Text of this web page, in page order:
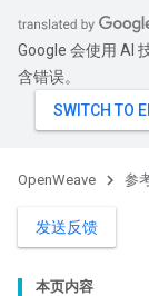
Google 会使用 AI
含错误。
OpenWeave 参
发送反馈
本页内容